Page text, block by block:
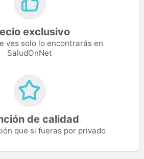
exclusivo
ves solo lo encontrarás en
SaludOnNet
de calidad
que si fueras por privado